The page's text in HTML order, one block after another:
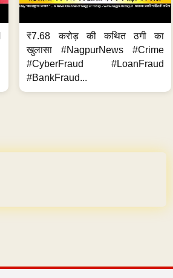
₹7.68 करोड़ की कथित ठगी का
खुलासा #NagpurNews #Crime
#CyberFraud #LoanFraud
#BankFraud...